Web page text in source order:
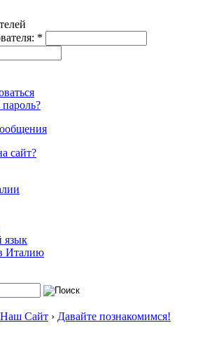
*
сайт?
язык
Италию
Наш Сайт › Давайте познакомимся!